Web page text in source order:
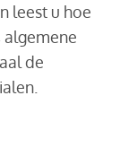
website)
leest u hoe
algemene
de